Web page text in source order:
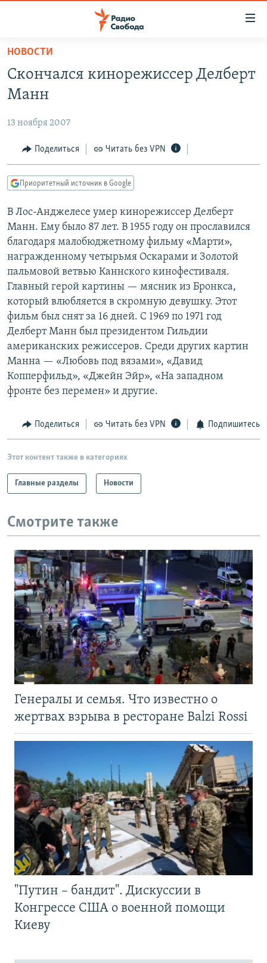
упрощенного
доступа
Вернуться
основному
Вернутся
главной
навигации
Вернутся
поиску
ЦИТАТЫ СВОБОДЫ
МНЕНИЯ
IDEL.РЕАЛИИ
КАВКАЗ.РЕАЛИИ
СЕВЕР.РЕАЛИИ
СИБИРЬ.РЕАЛИИ
РАСПИСАНИЕ ВЕЩАНИЯ
ПОДПИШИТЕСЬ НА РАССЫЛКУ
СОЦИАЛЬНЫЕ СЕТИ
НОВОСТИ
Скончался кинорежиссер Делберт
Манн
13 ноября 2007
Поделиться Читать без VPN
Приоритетный источник в Google
В Лос-Анджелесе умер кинорежиссер Делберт
Манн. Ему было 87 лет. В 1955 году он прославился
благодаря малобюджетному фильму «Марти»,
награжденному четырьмя Оскарами и Золотой
пальмовой ветвью Каннского кинофестиваля.
Главный герой картины — мясник из Бронкса,
который влюбляется в скромную девушку. Этот
фильм был снят за 16 дней. С 1969 по 1971 год
Делберт Манн был президентом Гильдии
американских режиссеров. Среди других картин
Манна — «Любовь под вязами», «Давид
Копперфильд», «Джейн Эйр», «На западном
фронте без перемен» и другие.
Поделиться Читать без VPN Подпишитесь
Этот контент также в категориях
Главные разделы Новости
Смотрите также
Генералы и семья. Что известно о
жертвах взрыва в ресторане Balzi Rossi
"Путин – бандит". Дискуссии в
Конгрессе США о военной помощи
Киеву